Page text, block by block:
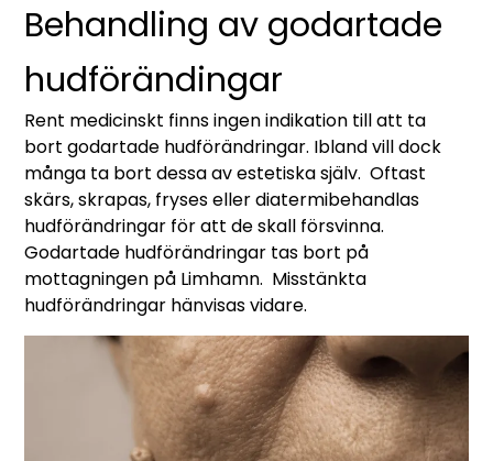
Behandling av godartade
hudförändingar
Rent medicinskt finns ingen indikation till att ta
bort godartade hudförändringar. Ibland vill dock
många ta bort dessa av estetiska själv. Oftast
skärs, skrapas, fryses eller diatermibehandlas
hudförändringar för att de skall försvinna.
Godartade hudförändringar tas bort på
mottagningen på Limhamn. Misstänkta
hudförändringar hänvisas vidare.